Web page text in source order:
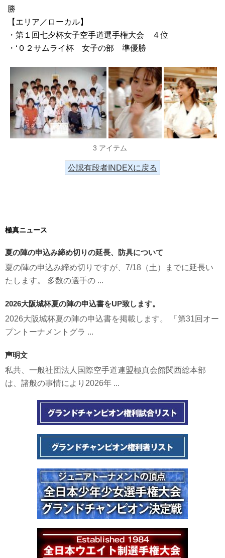
勝
【エリア／ローカル】
・第１回七夕杯女子空手道選手権大会 ４位
・‘０２サムライ杯 女子の部 準優勝
3 アイテム
公認有段者INDEXに戻る
極真ニュース
夏の陣の申込み締め切りの延長、防具について
夏の陣の申込み締め切りですが、7/18（土）までに延長い
たします。 多数の選手の ...
2026大阪城杯夏の陣の申込書をUP致します。
2026大阪城杯夏の陣の申込書を掲載します。 「第31回オー
プントーナメントグラ ...
声明文
私共、一般社団法人国際空手道連盟極真会館関西総本部
は、諸般の事情により2026年 ...